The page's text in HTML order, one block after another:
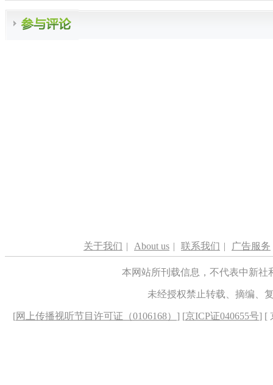
关于我们 | About us | 联系我们 | 广告服务
本网站所刊载信息，不代表中新
未经授权禁止转载、摘编、
[网上传播视听节目许可证（0106168） ] [京ICP证040655号] [